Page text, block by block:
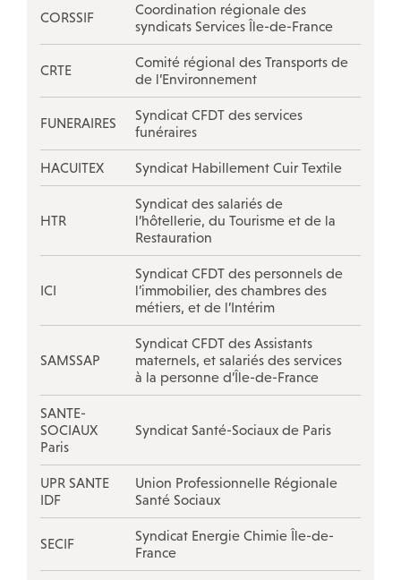
CORSSIF
Coordination régionale des
syndicats Services Île-de-France
CRTE
Comité régional des Transports de
de l’Environnement
FUNERAIRES
Syndicat CFDT des services
funéraires
HACUITEX Syndicat Habillement Cuir Textile
HTR
Syndicat des salariés de
l’hôtellerie, du Tourisme et de la
Restauration
ICI
Syndicat CFDT des personnels de
l’immobilier, des chambres des
métiers, et de l’Intérim
SAMSSAP
Syndicat CFDT des Assistants
maternels, et salariés des services
à la personne d’Île-de-France
SANTE-
SOCIAUX
Paris
Syndicat Santé-Sociaux de Paris
UPR SANTE
IDF
Union Professionnelle Régionale
Santé Sociaux
SECIF
Syndicat Energie Chimie Île-de-
France